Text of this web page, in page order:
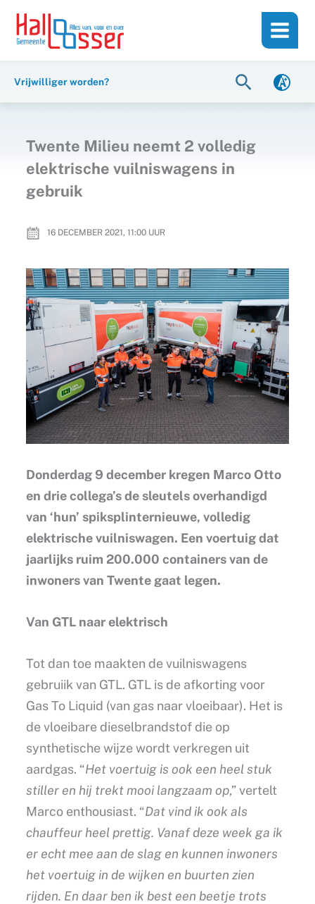
inhoud
naar
Vrijwilliger worden? Zoeken
Twente Milieu neemt 2 volledig
elektrische vuilniswagens in
gebruik
16 DECEMBER 2021, 11:00UUR
Donderdag 9 december kregen Marco Otto
en drie collega’s de sleutels overhandigd
van ‘hun’ spiksplinternieuwe, volledig
elektrische vuilniswagen. Een voertuig dat
jaarlijks ruim 200.000 containers van de
inwoners van Twente gaat legen.
Van GTL naar elektrisch
Tot dan toe maakten de vuilniswagens
gebruiik van GTL. GTL is de afkorting voor
Gas To Liquid (van gas naar vloeibaar). Het is
de vloeibare dieselbrandstof die op
synthetische wijze wordt verkregen uit
aardgas. “Het voertuig is ook een heel stuk
stiller en hij trekt mooi langzaam op,” vertelt
Marco enthousiast. “Dat vind ik ook als
chauffeur heel prettig. Vanaf deze week ga ik
er echt mee aan de slag en kunnen inwoners
het voertuig in de wijken en buurten zien
rijden. En daar ben ik best een beetje trots